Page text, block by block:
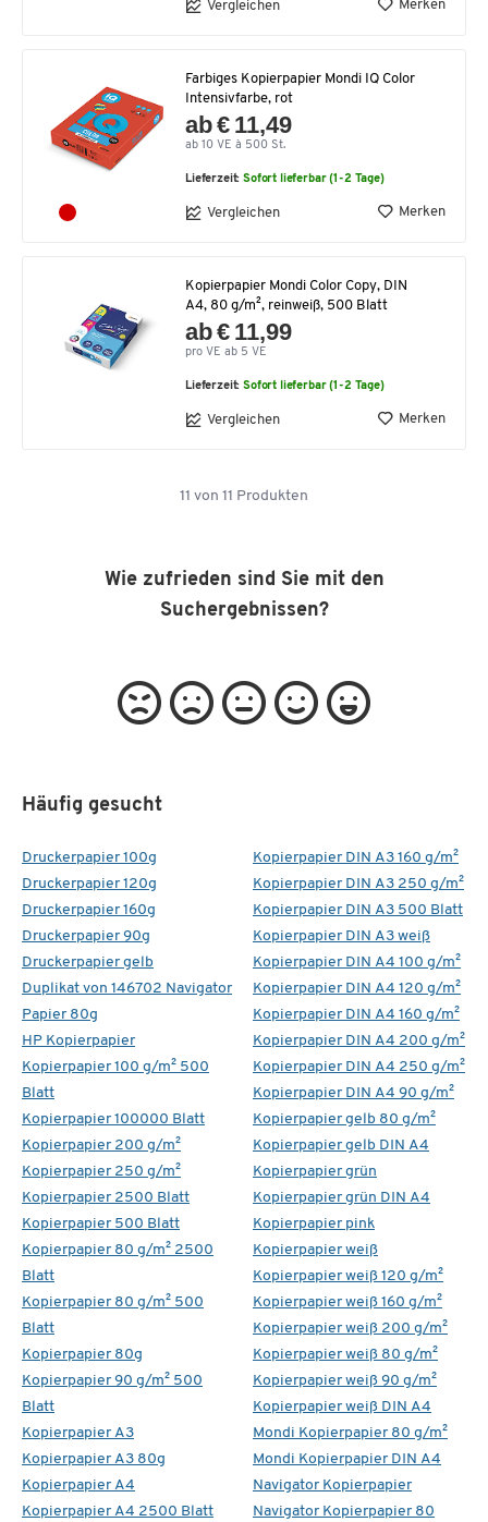
Vergleichen Merken
Farbiges Kopierpapier Mondi IQ Color
Intensivfarbe, rot
ab € 11,49
ab 10 VE à 500 St.
Lieferzeit:Sofort lieferbar (1-2 Tage)
Vergleichen Merken
Kopierpapier Mondi Color Copy, DIN
A4, 80 g/m², reinweiß, 500 Blatt
ab € 11,99
pro VE ab 5 VE
Lieferzeit:Sofort lieferbar (1-2 Tage)
Vergleichen Merken
11 von 11 Produkten
Wie zufrieden sind Sie mit den
Suchergebnissen?
Häufig gesucht
Druckerpapier 100g
Druckerpapier 120g
Druckerpapier 160g
Druckerpapier 90g
Druckerpapier gelb
Duplikat von 146702 Navigator
Papier 80g
HP Kopierpapier
Kopierpapier 100 g/m² 500
Blatt
Kopierpapier 100000 Blatt
Kopierpapier 200 g/m²
Kopierpapier 250 g/m²
Kopierpapier 2500 Blatt
Kopierpapier 500 Blatt
Kopierpapier 80 g/m² 2500
Blatt
Kopierpapier 80 g/m² 500
Blatt
Kopierpapier 80g
Kopierpapier 90 g/m² 500
Blatt
Kopierpapier A3
Kopierpapier A3 80g
Kopierpapier A4
Kopierpapier A4 2500 Blatt
Kopierpapier DIN A3 160 g/m²
Kopierpapier DIN A3 250 g/m²
Kopierpapier DIN A3 500 Blatt
Kopierpapier DIN A3 weiß
Kopierpapier DIN A4 100 g/m²
Kopierpapier DIN A4 120 g/m²
Kopierpapier DIN A4 160 g/m²
Kopierpapier DIN A4 200 g/m²
Kopierpapier DIN A4 250 g/m²
Kopierpapier DIN A4 90 g/m²
Kopierpapier gelb 80 g/m²
Kopierpapier gelb DIN A4
Kopierpapier grün
Kopierpapier grün DIN A4
Kopierpapier pink
Kopierpapier weiß
Kopierpapier weiß 120 g/m²
Kopierpapier weiß 160 g/m²
Kopierpapier weiß 200 g/m²
Kopierpapier weiß 80 g/m²
Kopierpapier weiß 90 g/m²
Kopierpapier weiß DIN A4
Mondi Kopierpapier 80 g/m²
Mondi Kopierpapier DIN A4
Navigator Kopierpapier
Navigator Kopierpapier 80